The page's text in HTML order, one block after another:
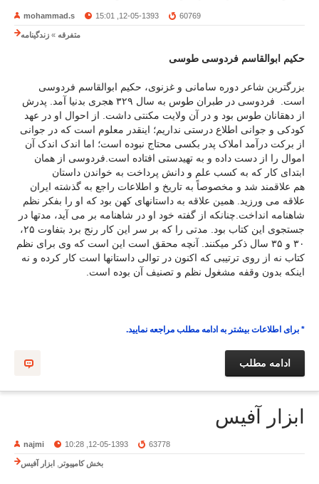
mohammad.s 12-05-1393, 15:01 60769
متفرقه » زندگینامه
حکیم ابوالقاسم فردوسی طوسی
بزرگترین شاعر دوره سامانی و غزنوی، حکیم ابوالقاسم فردوسی
است. فردوسی در طبران طوس به سال ۳۲۹ هجری بدنیا آمد. پدرش
از دهقانان طوس بود و در آن ولایت مکنتی داشت. از احوال او در عهد
کودکی و جوانی اطلاع درستی نداریم؛ اینقدر معلوم است که در جوانی
از برکت درآمد املاک پدر بکسی محتاج نبوده است؛ اما اندک اندک آن
اموال را از دست داده و به تهیدستی افتاده است.فردوسی از همان
ابتدای کار که به کسب علم و دانش پرداخت به خواندن داستان
هم علاقمند شد و مخصوصاً به تاریخ و اطلاعات راجع به گذشته ایران
علاقه می ورزید. همین علاقه به داستانهای کهن بود که او را بفکر نظم
شاهنامه انداخت.چنانکه از گفته خود او در شاهنامه بر می آید، مدتها در
جستجوی این کتاب بود. مدتی را که بر سر این کار رنج برد بتفاوت ۲۵،
۳۰ و ۳۵ سال ذکر میکنند. آنچه محقق است این است که وی برای نظم
کتاب نه از روی ترتیبی که اکنون در توالی داستانها است کار کرده و نه
اینکه بدون وقفه مشغول نظم و تصنیف آن بوده است.
* برای اطلاعات بیشتر به ادامه مطلب مراجعه نمایید.
ادامه مطلب
ابزار آفیس
najmi 12-05-1393, 10:28 63778
بخش کامپیوتر ابزار آفیس